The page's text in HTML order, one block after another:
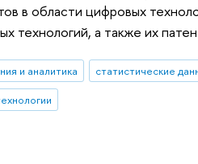
в области цифровых
технологий, а также их
и аналитика статистические